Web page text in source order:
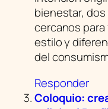
bienestar,
cercanos
estilo y
del
Responder
Coloquio: